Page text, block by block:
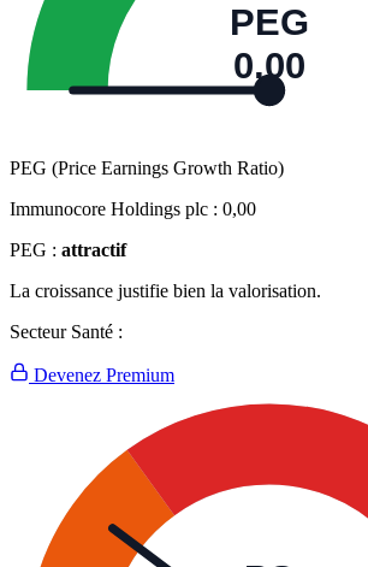
PEG
0,00
PEG (Price Earnings Growth Ratio)
Immunocore Holdings plc : 0,00
PEG : attractif
La croissance justifie bien la valorisation.
Secteur Santé :
Devenez Premium